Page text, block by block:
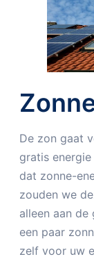
De zon gaat
gratis
dat zonne-
zouden we
alleen aan
een paar
zelf voor uw